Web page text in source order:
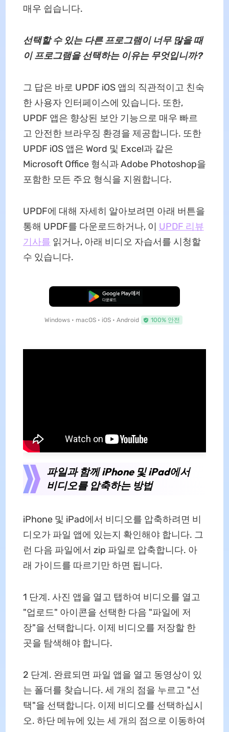
매우 쉽습니다.
선택할 수 있는 다른 프로그램이 너무 많을 때
이 프로그램을 선택하는 이유는 무엇입니까?
그 답은 바로 UPDF iOS 앱의 직관적이고 친숙
한 사용자 인터페이스에 있습니다. 또한,
UPDF 앱은 향상된 보안 기능으로 매우 빠르
고 안전한 브라우징 환경을 제공합니다. 또한
UPDF iOS 앱은 Word 및 Excel과 같은
Microsoft Office 형식과 Adobe Photoshop을
포함한 모든 주요 형식을 지원합니다.
UPDF에 대해 자세히 알아보려면 아래 버튼을
통해 UPDF를 다운로드하거나, 이 UPDF 리뷰
기사를 읽거나, 아래 비디오 자습서를 시청할
수 있습니다.
무료로 다운로드
Windows • macOS • iOS • Android 100% 안전
파일과 함께 iPhone 및 iPad에서
비디오를 압축하는 방법
iPhone 및 iPad에서 비디오를 압축하려면 비
디오가 파일 앱에 있는지 확인해야 합니다. 그
런 다음 파일에서 zip 파일로 압축합니다. 아
래 가이드를 따르기만 하면 됩니다.
1 단계. 사진 앱을 열고 탭하여 비디오를 열고
"업로드" 아이콘을 선택한 다음 "파일에 저
장"을 선택합니다. 이제 비디오를 저장할 한
곳을 탐색해야 합니다.
2 단계. 완료되면 파일 앱을 열고 동영상이 있
는 폴더를 찾습니다. 세 개의 점을 누르고 "선
택"을 선택합니다. 이제 비디오를 선택하십시
오. 하단 메뉴에 있는 세 개의 점으로 이동하여